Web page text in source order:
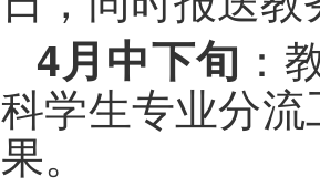
4月中下旬 ：
科学生专业分
果。